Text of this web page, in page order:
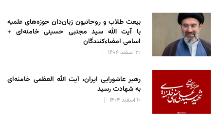
بیعت طلاب و روحانیون زبان‌دان حوزه‌های علمیه
با آیت الله سید مجتبی حسینی خامنه‌ای +
اسامی امضاءکنندگان
۲۰ اسفند ۱۴۰۴
رهبر عاشورایی ایران، آیت الله العظمی خامنه‌ای
به شهادت رسید
۱۰ اسفند ۱۴۰۴